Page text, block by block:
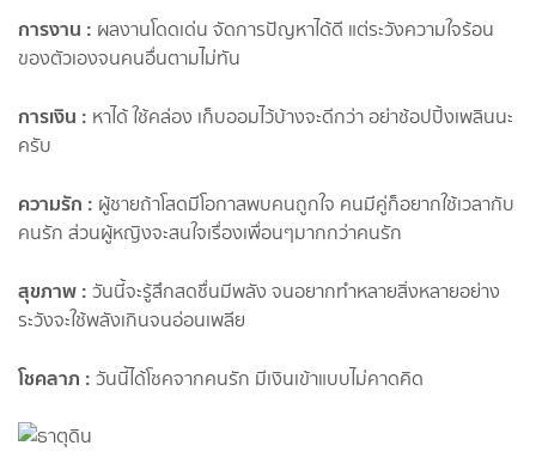
การงาน : ผลงานโดดเด่น จัดการปัญหาได้ดี แต่ระวังความใจร้อน
ของตัวเองจนคนอื่นตามไม่ทัน
การเงิน : หาได้ ใช้คล่อง เก็บออมไว้บ้างจะดีกว่า อย่าช้อปปิ้งเพลินนะ
ครับ
ความรัก : ผู้ชายถ้าโสดมีโอกาสพบคนถูกใจ คนมีคู่ก็อยากใช้เวลากับ
คนรัก ส่วนผู้หญิงจะสนใจเรื่องเพื่อนๆมากกว่าคนรัก
สุขภาพ: วันนี้จะรู้สึกสดชื่นมีพลัง จนอยากทำหลายสิ่งหลายอย่าง
ระวังจะใช้พลังเกินจนอ่อนเพลีย
โชคลาภ : วันนี้ได้โชคจากคนรัก มีเงินเข้าแบบไม่คาดคิด